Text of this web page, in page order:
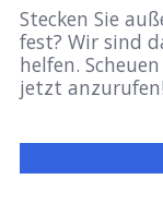
Stecken Sie
fest? Wir sind
helfen.
jetzt anzurufen!